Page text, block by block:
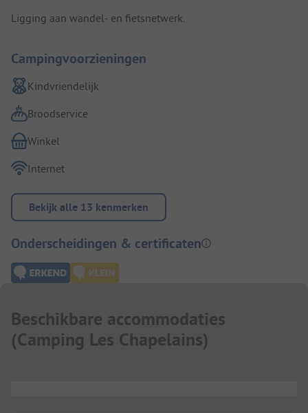
Ligging aan wandel- en fietsnetwerk.
Campingvoorzieningen
Kindvriendelijk
Broodservice
Winkel
Internet
Bekijk alle 13 kenmerken
Onderscheidingen & certificaten
Beschikbare accommodaties
(Camping Les Chapelains)